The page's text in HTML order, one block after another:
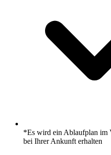
*Es wird ein Ablaufplan im
bei Ihrer Ankunft erhalten